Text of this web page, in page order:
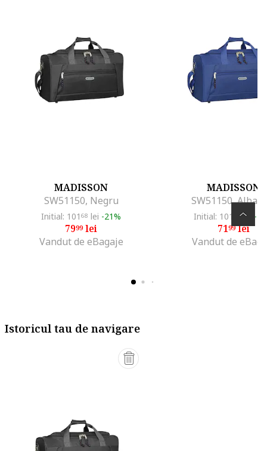
MADISSON
SW51150, Negru
Initial: 101 68 lei -21%
7999lei
Vandut de eBagaje
MADISSON
SW51150,
Initial: 101 68lei -
7199lei
Vandut de
Istoricul tau de navigare